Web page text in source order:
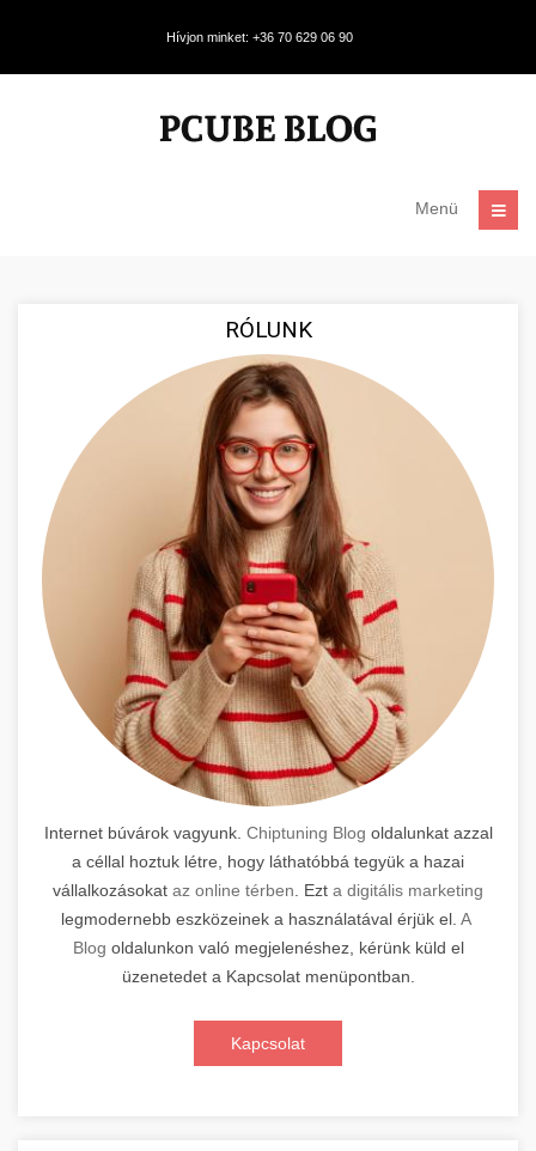
Hívjon minket: +36 70 629 06 90
Menü
RÓLUNK
Internet búvárok vagyunk. Chiptuning Blog oldalunkat azzal
a céllal hoztuk létre, hogy láthatóbbá tegyük a hazai
vállalkozásokat az online térben . Ezt a digitális marketing
legmodernebb eszközeinek a használatával érjük el. A
Blog oldalunkon való megjelenéshez, kérünk küld el
üzenetedet a Kapcsolat menüpontban.
Kapcsolat